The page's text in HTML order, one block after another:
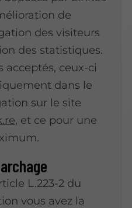
de
des visiteurs
des statistiques.
acceptés, ceux-ci
dans le
sur le site
, et ce pour une
L.223-2 du
vous avez la